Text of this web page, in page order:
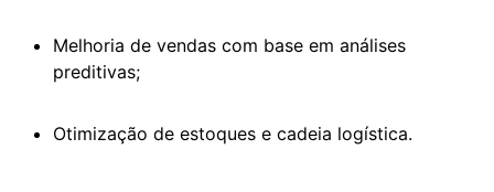
Melhoria de vendas com base em análises
preditivas;
Otimização de estoques e cadeia logística.